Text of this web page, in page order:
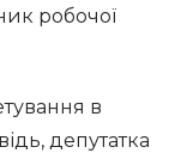
робочої
в
депутатка